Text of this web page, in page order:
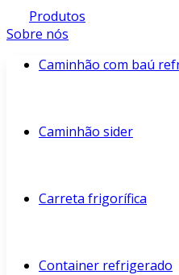
Produtos
Sobre nós
Caminhão com baú
Caminhão sider
Carreta frigorífica
Container refrigerado